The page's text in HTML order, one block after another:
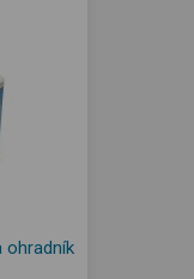
ohradník